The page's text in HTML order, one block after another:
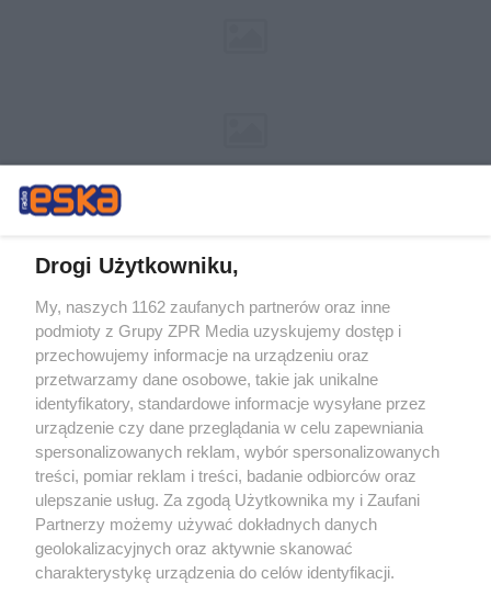
Żaden utwór zamieszczony w serwisie nie może być powielany i
rozpowszechniany lub dalej rozpowszechniany w jakikolwiek sposób (w
tym także elektroniczny lub mechaniczny) na jakimkolwiek polu
eksploatacji w jakiejkolwiek formie, włącznie z umieszczaniem w
Internecie bez pisemnej zgody właściciela praw. Jakiekolwiek użycie lub
wykorzystanie utworów w całości lub w części z naruszeniem prawa,
tzn. bez właściwej zgody, jest zabronione pod groźbą kary i może być
ścigane prawnie.
Drogi Użytkowniku,
My, naszych 1162 zaufanych partnerów oraz inne
podmioty z Grupy ZPR Media uzyskujemy dostęp i
przechowujemy informacje na urządzeniu oraz
przetwarzamy dane osobowe, takie jak unikalne
identyfikatory, standardowe informacje wysyłane przez
urządzenie czy dane przeglądania w celu zapewniania
spersonalizowanych reklam, wybór spersonalizowanych
treści, pomiar reklam i treści, badanie odbiorców oraz
ulepszanie usług. Za zgodą Użytkownika my i Zaufani
Partnerzy możemy używać dokładnych danych
geolokalizacyjnych oraz aktywnie skanować
charakterystykę urządzenia do celów identyfikacji.